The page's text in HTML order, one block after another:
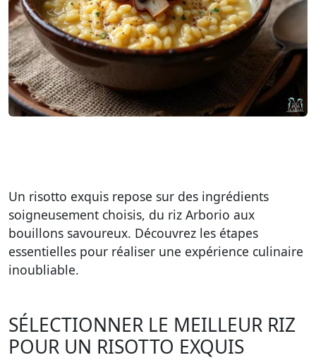
Un risotto exquis repose sur des ingrédients
soigneusement choisis, du riz Arborio aux
bouillons savoureux. Découvrez les étapes
essentielles pour réaliser une expérience culinaire
inoubliable.
SÉLECTIONNER LE MEILLEUR RIZ
POUR UN RISOTTO EXQUIS